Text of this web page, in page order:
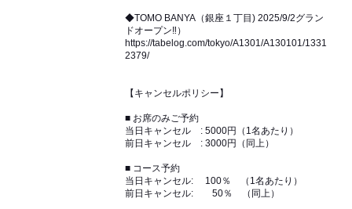
◆TOMO BANYA（銀座１丁目) 2025/9/2グラン
ドオープン‼︎）
https://tabelog.com/tokyo/A1301/A130101/1331
2379/
【キャンセルポリシー】
■ お席のみご予約
当日キャンセル : 5000円（1名あたり）
前日キャンセル : 3000円（同上）
■ コース予約
当日キャンセル: 100％ （1名あたり）
前日キャンセル: 50％ （同上）